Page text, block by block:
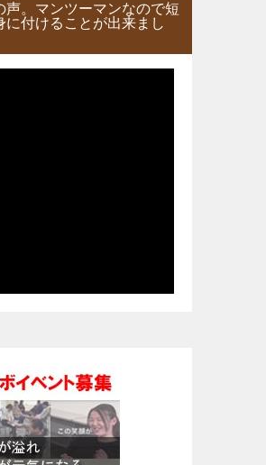
声。マンツーマンなので短
に付けることが出来まし